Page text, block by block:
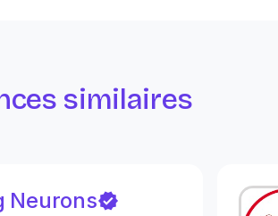
similaires
Neurons